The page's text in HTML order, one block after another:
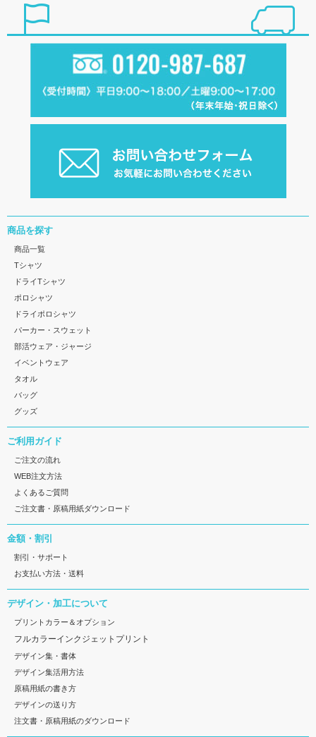
商品を探す
商品一覧
Tシャツ
ドライTシャツ
ポロシャツ
ドライポロシャツ
パーカー・スウェット
部活ウェア・ジャージ
イベントウェア
タオル
バッグ
グッズ
ご利用ガイド
ご注文の流れ
WEB注文方法
よくあるご質問
ご注文書・原稿用紙ダウンロード
金額・割引
割引・サポート
お支払い方法・送料
デザイン・加工について
プリントカラー＆オプション
フルカラーインクジェットプリント
デザイン集・書体
デザイン集活用方法
原稿用紙の書き方
デザインの送り方
注文書・原稿用紙のダウンロード